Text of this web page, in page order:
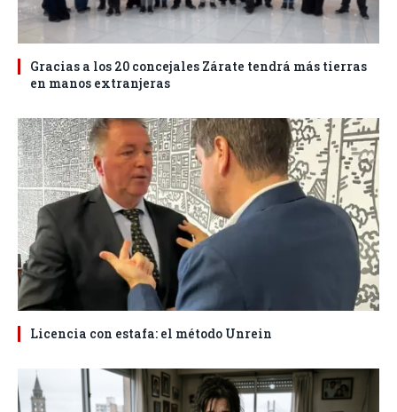
Gracias a los 20 concejales Zárate tendrá más tierras
en manos extranjeras
Licencia con estafa: el método Unrein